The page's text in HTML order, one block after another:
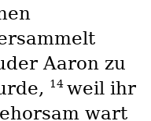
Aaron zu
14 weil ihr
wart